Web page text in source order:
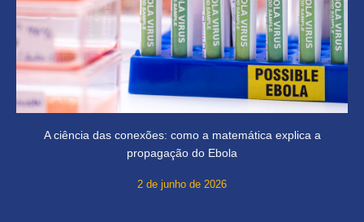
A ciência das conexões: como a matemática explica a
propagação do Ebola
2 de junho de 2026